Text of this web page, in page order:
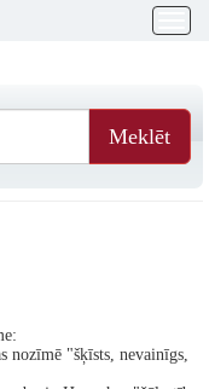
Meklēt
nozīmē "šķīsts, nevainīgs,